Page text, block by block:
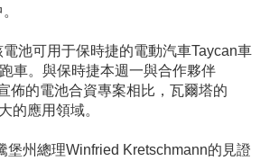
池可用于保時捷的電動汽車Taycan車
車。與保時捷本週一與合作夥伴
佈的電池合資專案相比，瓦爾塔的
的應用領域。
堡州總理Winfried Kretschmann的見證